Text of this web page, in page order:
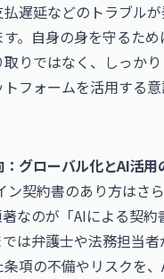
遅延などのトラブル
。自身の身を守るた
りではなく、しっか
フォームを活用する
グローバル化とAI活用
ン契約書のあり方はさ
なのが「AIによる契約
は弁護士や法務担当
項の不備やリスクを